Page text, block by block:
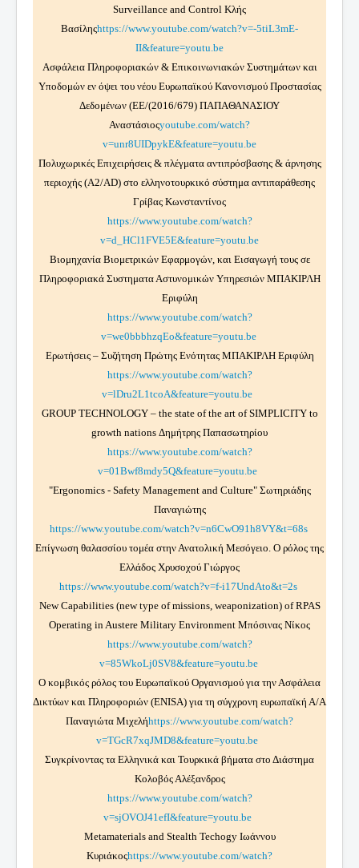
Surveillance and Control Κλής
Βασίληςhttps://www.youtube.com/watch?v=-5tiL3mE-
II&feature=youtu.be
Ασφάλεια Πληροφοριακών & Επικοινωνιακών Συστημάτων και
Υποδομών εν όψει του νέου Ευρωπαϊκού Κανονισμού Προστασίας
Δεδομένων (ΕΕ/(2016/679) ΠΑΠAΘΑΝΑΣΙΟΥ
Αναστάσιοςyoutube.com/watch?
v=unr8UIDpykE&feature=youtu.be
Πολυχωρικές Επιχειρήσεις & πλέγματα αντιπρόσβασης & άρνησης
περιοχής (A2/AD) στο ελληνοτουρκικό σύστημα αντιπαράθεσης
Γρίβας Κωνσταντίνος
https://www.youtube.com/watch?
v=d_HCl1FVE5E&feature=youtu.be
Βιομηχανία Βιομετρικών Εφαρμογών, και Εισαγωγή τους σε
Πληροφοριακά Συστηματα Αστυνομικών Υπηρεσιών ΜΠΑΚΙΡΛΗ
Εριφύλη
https://www.youtube.com/watch?
v=we0bbbhzqEo&feature=youtu.be
Ερωτήσεις – Συζήτηση Πρώτης Ενότητας ΜΠΑΚΙΡΛΗ Εριφύλη
https://www.youtube.com/watch?
v=lDru2L1tcoA&feature=youtu.be
GROUP TECHNOLOGY – the state of the art of SIMPLICITY to
growth nations Δημήτρης Παπασωτηρίου
https://www.youtube.com/watch?
v=01Bwf8mdy5Q&feature=youtu.be
"Ergonomics - Safety Management and Culture" Σωτηριάδης
Παναγιώτης
https://www.youtube.com/watch?v=n6CwO91h8VY&t=68s
Επίγνωση θαλασσίου τομέα στην Ανατολική Μεσόγειο. Ο ρόλος της
Ελλάδος Χρυσοχού Γιώργος
https://www.youtube.com/watch?v=f-i17UndAto&t=2s
New Capabilities (new type of missions, weaponization) of RPAS
Operating in Austere Military Environment Μπόσινας Νίκος
https://www.youtube.com/watch?
v=85WkoLj0SV8&feature=youtu.be
Ο κομβικός ρόλος του Ευρωπαϊκού Οργανισμού για την Ασφάλεια
Δικτύων και Πληροφοριών (ENISA) για τη σύγχρονη ευρωπαϊκή Α/Α
Παναγιώτα Μιχελήhttps://www.youtube.com/watch?
v=TGcR7xqJMD8&feature=youtu.be
Συγκρίνοντας τα Ελληνικά και Τουρκικά βήματα στο Διάστημα
Κολοβός Αλέξανδρος
https://www.youtube.com/watch?
v=sjOVOJ41efI&feature=youtu.be
Metamaterials and Stealth Techogy Ιωάννου
Κυριάκοςhttps://www.youtube.com/watch?